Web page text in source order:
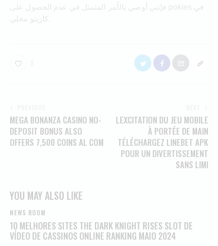
فإنني أوصي بالأمر المتمثل في عدم الحصول على pokies في
كازينو محلي.
MEGA BONANZA CASINO NO-
DEPOSIT BONUS ALSO
OFFERS 7,500 COINS AL COM
LEXCITATION DU JEU MOBILE
À PORTÉE DE MAIN
TÉLÉCHARGEZ LINEBET APK
POUR UN DIVERTISSEMENT
SANS LIMI
YOU MAY ALSO LIKE
NEWS ROOM
10 MELHORES SITES THE DARK KNIGHT RISES SLOT DE
VÍDEO DE CASSINOS ONLINE RANKING MAIO 2024